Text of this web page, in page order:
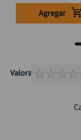
Agregar
Valoraciones
☆☆☆☆